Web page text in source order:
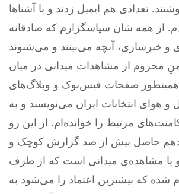
تعدادی هم ایمیل زدند و با آشناها
از همه شان سپاسگزارم که صادقانه
و خبرسازی، آنچه می‌بینند و می‌شنوند
منِ محروم از مشاهدات میدانی در میان
همینطور صفحات فیس‌بوک و وبلاگ‌های
و هوای انتخابات ایران می‌نویسند و به
مرتبط را خوانده‌ام. از این رو
حاصل بیش از صد گزارش کوچک و
یا مشاهده‌ی میدانی است که از طرف
شده که بیشترین اعتماد را می‌شود به